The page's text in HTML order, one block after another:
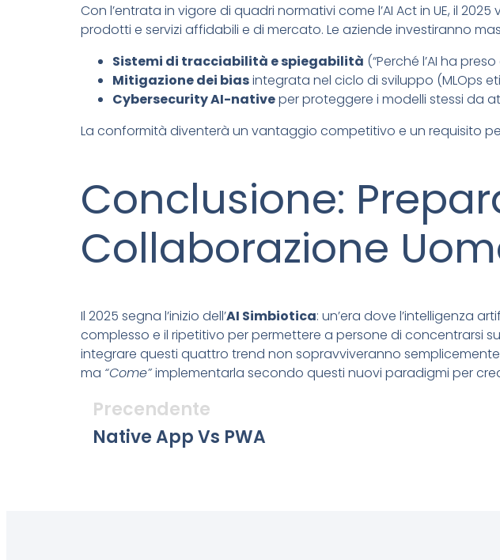
Con l’entrata in vigore di quadri normativi come l’AI Act in UE, il 2025
prodotti e servizi affidabili e di mercato. Le aziende investiranno
Sistemi di tracciabilità e spiegabilità (“Perché l’AI ha
Mitigazione dei biasintegrata nel ciclo di sviluppo (MLOps
Cybersecurity AI-nativeper proteggere i modelli stessi da
La conformità diventerà un vantaggio competitivo e un requisito
Conclusione:
Collaborazione
Il 2025 segna l’inizio dell’AI Simbiotica: un’era dove l’intelligenza
complesso e il ripetitivo per permettere a persone di concentrarsi
integrare questi quattro trend non sopravviveranno
ma “Come”implementarla secondo questi nuovi paradigmi per
Precendente
Native App Vs PWA